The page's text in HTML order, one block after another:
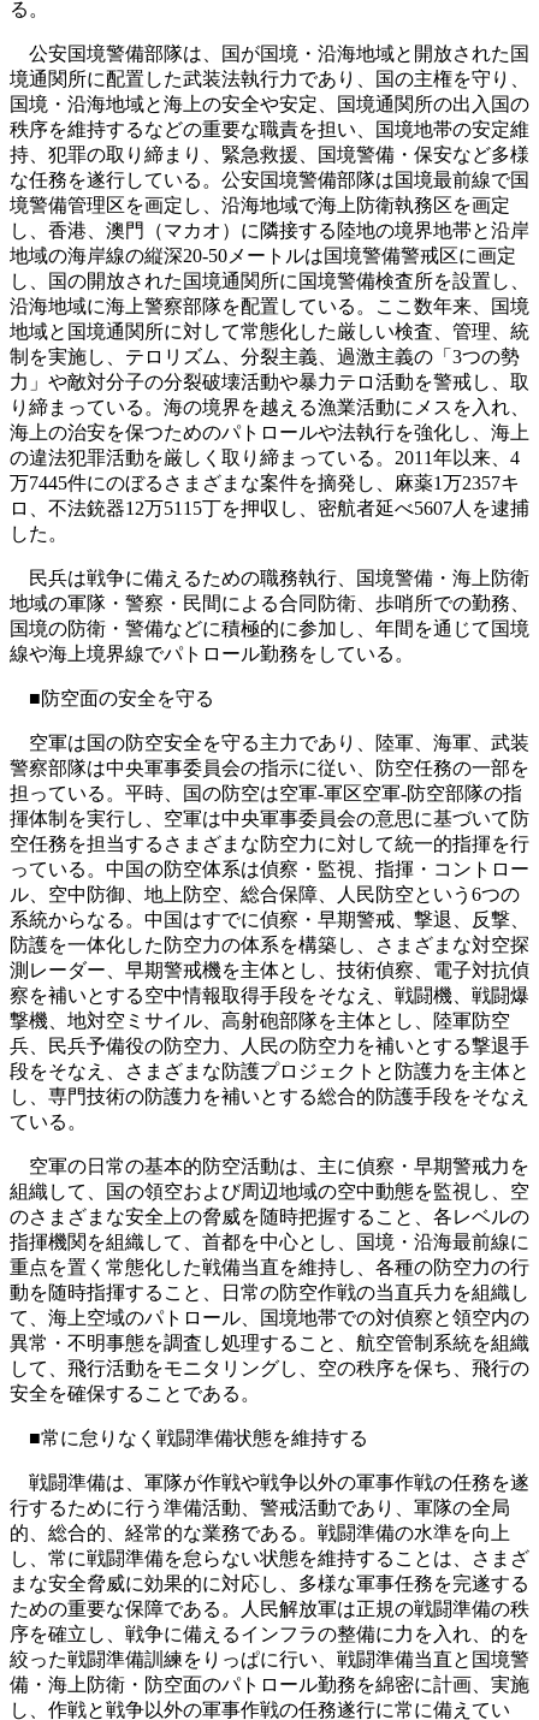
る。
公安国境警備部隊は、国が国境・沿海地域と開放された国
境通関所に配置した武装法執行力であり、国の主権を守り、
国境・沿海地域と海上の安全や安定、国境通関所の出入国の
秩序を維持するなどの重要な職責を担い、国境地帯の安定維
持、犯罪の取り締まり、緊急救援、国境警備・保安など多様
な任務を遂行している。公安国境警備部隊は国境最前線で国
境警備管理区を画定し、沿海地域で海上防衛執務区を画定
し、香港、澳門（マカオ）に隣接する陸地の境界地帯と沿岸
地域の海岸線の縦深20-50メートルは国境警備警戒区に画定
し、国の開放された国境通関所に国境警備検査所を設置し、
沿海地域に海上警察部隊を配置している。ここ数年来、国境
地域と国境通関所に対して常態化した厳しい検査、管理、統
制を実施し、テロリズム、分裂主義、過激主義の「3つの勢
力」や敵対分子の分裂破壊活動や暴力テロ活動を警戒し、取
り締まっている。海の境界を越える漁業活動にメスを入れ、
海上の治安を保つためのパトロールや法執行を強化し、海上
の違法犯罪活動を厳しく取り締まっている。2011年以来、4
万7445件にのぼるさまざまな案件を摘発し、麻薬1万2357キ
ロ、不法銃器12万5115丁を押収し、密航者延べ5607人を逮捕
した。
民兵は戦争に備えるための職務執行、国境警備・海上防衛
地域の軍隊・警察・民間による合同防衛、歩哨所での勤務、
国境の防衛・警備などに積極的に参加し、年間を通じて国境
線や海上境界線でパトロール勤務をしている。
■防空面の安全を守る
空軍は国の防空安全を守る主力であり、陸軍、海軍、武装
警察部隊は中央軍事委員会の指示に従い、防空任務の一部を
担っている。平時、国の防空は空軍-軍区空軍-防空部隊の指
揮体制を実行し、空軍は中央軍事委員会の意思に基づいて防
空任務を担当するさまざまな防空力に対して統一的指揮を行
っている。中国の防空体系は偵察・監視、指揮・コントロー
ル、空中防御、地上防空、総合保障、人民防空という6つの
系統からなる。中国はすでに偵察・早期警戒、撃退、反撃、
防護を一体化した防空力の体系を構築し、さまざまな対空探
測レーダー、早期警戒機を主体とし、技術偵察、電子対抗偵
察を補いとする空中情報取得手段をそなえ、戦闘機、戦闘爆
撃機、地対空ミサイル、高射砲部隊を主体とし、陸軍防空
兵、民兵予備役の防空力、人民の防空力を補いとする撃退手
段をそなえ、さまざまな防護プロジェクトと防護力を主体と
し、専門技術の防護力を補いとする総合的防護手段をそなえ
ている。
空軍の日常の基本的防空活動は、主に偵察・早期警戒力を
組織して、国の領空および周辺地域の空中動態を監視し、空
のさまざまな安全上の脅威を随時把握すること、各レベルの
指揮機関を組織して、首都を中心とし、国境・沿海最前線に
重点を置く常態化した戦備当直を維持し、各種の防空力の行
動を随時指揮すること、日常の防空作戦の当直兵力を組織し
て、海上空域のパトロール、国境地帯での対偵察と領空内の
異常・不明事態を調査し処理すること、航空管制系統を組織
して、飛行活動をモニタリングし、空の秩序を保ち、飛行の
安全を確保することである。
■常に怠りなく戦闘準備状態を維持する
戦闘準備は、軍隊が作戦や戦争以外の軍事作戦の任務を遂
行するために行う準備活動、警戒活動であり、軍隊の全局
的、総合的、経常的な業務である。戦闘準備の水準を向上
し、常に戦闘準備を怠らない状態を維持することは、さまざ
まな安全脅威に効果的に対応し、多様な軍事任務を完遂する
ための重要な保障である。人民解放軍は正規の戦闘準備の秩
序を確立し、戦争に備えるインフラの整備に力を入れ、的を
絞った戦闘準備訓練をりっぱに行い、戦闘準備当直と国境警
備・海上防衛・防空面のパトロール勤務を綿密に計画、実施
し、作戦と戦争以外の軍事作戦の任務遂行に常に備えてい